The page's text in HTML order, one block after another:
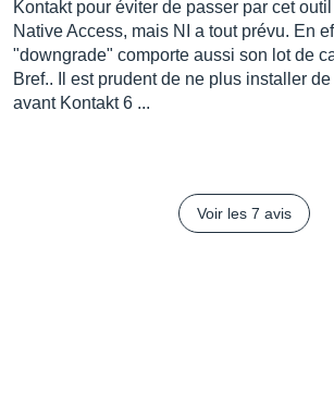
Kontakt pour éviter de passer par cet
Native Access, mais NI a tout prévu. En
"downgrade" comporte aussi son lot de
Bref.. Il est prudent de ne plus installer
avant Kontakt 6 ...
Voir les 7 avis